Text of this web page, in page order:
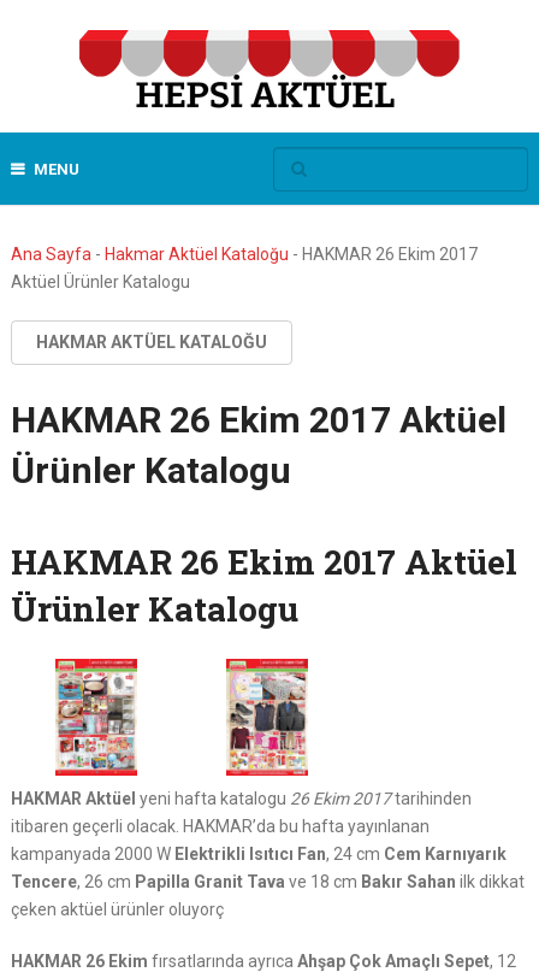
MENU
Ana Sayfa - Hakmar Aktüel Kataloğu - HAKMAR 26 Ekim 2017
Aktüel Ürünler Katalogu
HAKMAR AKTÜEL KATALOĞU
HAKMAR 26 Ekim 2017 Aktüel
Ürünler Katalogu
HAKMAR 26 Ekim 2017 Aktüel
Ürünler Katalogu
HAKMAR Aktüel yeni hafta katalogu 26 Ekim 2017tarihinden
itibaren geçerli olacak. HAKMAR’da bu hafta yayınlanan
kampanyada 2000 W Elektrikli Isıtıcı Fan, 24 cm Cem Karnıyarık
Tencere, 26 cm Papilla Granit Tava ve 18 cm Bakır Sahan ilk dikkat
çeken aktüel ürünler oluyorç
HAKMAR 26 Ekim fırsatlarında ayrıca Ahşap Çok Amaçlı Sepet, 12